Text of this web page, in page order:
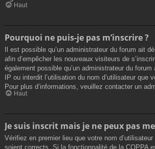
Haut
Pourquoi ne puis-je pas m’inscrire ?
Il est possible qu’un administrateur du forum ait
afin d’empêcher les nouveaux visiteurs de
également possible qu’un administrateur du
IP ou interdit l’utilisation du nom d’utilisateur que
Pour plus d’informations, veuillez contacter un
Haut
Je suis inscrit mais je ne peux pas
Vérifiez en premier lieu que votre nom
soient corrects. Si la fonctionnalité de la COPPA